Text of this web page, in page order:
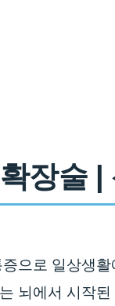
장술
으로 일상생
뇌에서 시작